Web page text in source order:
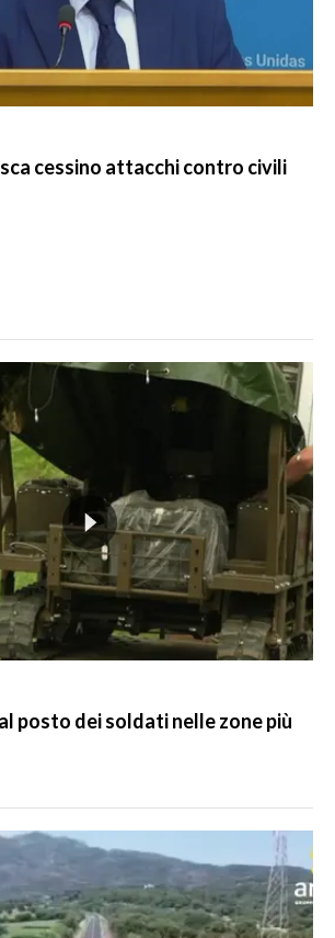
cessino attacchi contro civili
posto dei soldati nelle zone più